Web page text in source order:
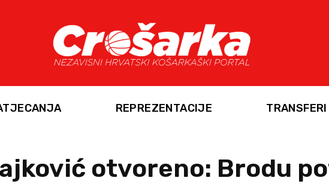
REPREZENTACIJE TRANSFERI
otvoreno: Brodu